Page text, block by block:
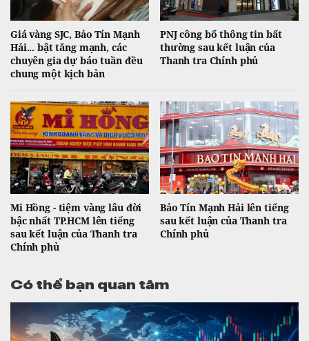
Giá vàng SJC, Bảo Tín Mạnh
Hải... bật tăng mạnh, các
chuyên gia dự báo tuần đều
chung một kịch bản
PNJ công bố thông tin bất
thường sau kết luận của
Thanh tra Chính phủ
Mi Hồng - tiệm vàng lâu đời
bậc nhất TP.HCM lên tiếng
sau kết luận của Thanh tra
Chính phủ
Bảo Tín Mạnh Hải lên tiếng
sau kết luận của Thanh tra
Chính phủ
Có thể bạn quan tâm